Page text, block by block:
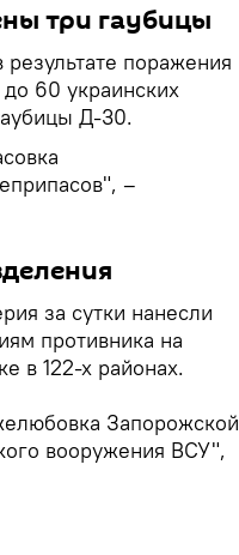
три гаубицы
поражения
60 украинских
Д-30.
–
за сутки нанесли
противника на
в 122-х районах.
Запорожской
вооружения ВСУ",